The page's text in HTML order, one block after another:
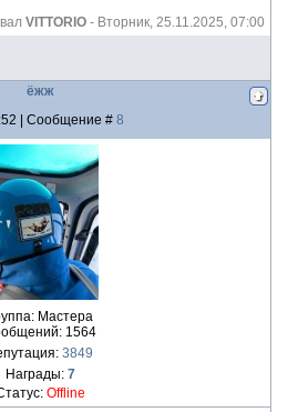
VITTORIO - Вторник, 25.11.2025, 07:00
ёжж
| Сообщение # 8
Мастера
1564
3849
Награды: 7
Offline